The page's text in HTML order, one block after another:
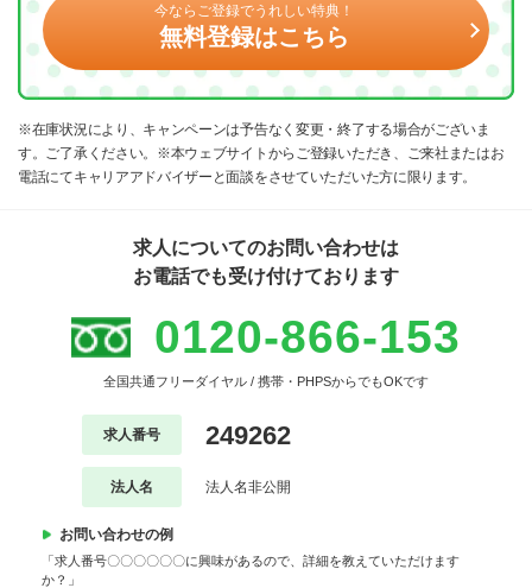
今ならご登録でうれしい特典！
無料登録はこちら
※在庫状況により、キャンペーンは予告なく変更・終了する場合がございま
す。ご了承ください。※本ウェブサイトからご登録いただき、ご来社またはお
電話にてキャリアアドバイザーと面談をさせていただいた方に限ります。
求人についてのお問い合わせは
お電話でも受け付けております
0120-866-153
全国共通フリーダイヤル / 携帯・PHPSからでもOKです
求人番号 249262
法人名 法人名非公開
お問い合わせの例
「求人番号〇〇〇〇〇〇に興味があるので、詳細を教えていただけます
か？」